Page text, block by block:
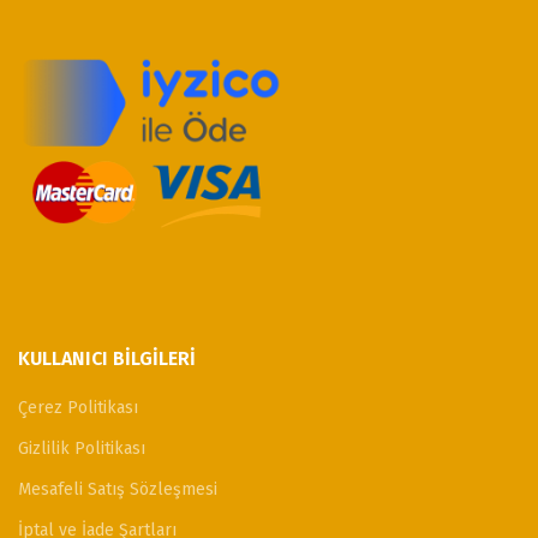
KULLANICI BILGILERI
Çerez Politikası
Gizlilik Politikası
Mesafeli Satış Sözleşmesi
İptal ve İade Şartları